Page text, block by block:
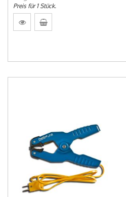
Preis für 1 Stück.